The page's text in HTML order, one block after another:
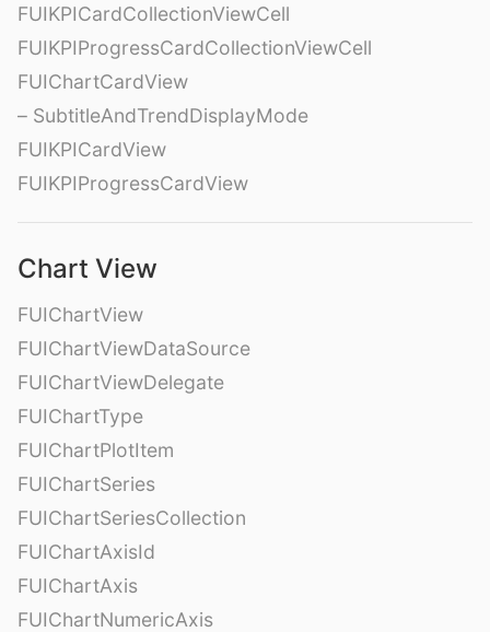
FUIKPICardCollectionViewCell
FUIKPIProgressCardCollectionViewCell
FUIChartCardView
– SubtitleAndTrendDisplayMode
FUIKPICardView
FUIKPIProgressCardView
Chart View
FUIChartView
FUIChartViewDataSource
FUIChartViewDelegate
FUIChartType
FUIChartPlotItem
FUIChartSeries
FUIChartSeriesCollection
FUIChartAxisId
FUIChartAxis
FUIChartNumericAxis